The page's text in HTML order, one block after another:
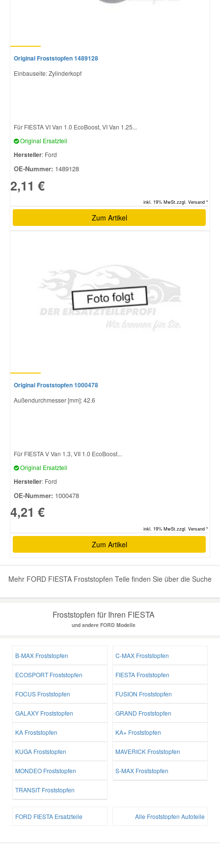
Original Froststopfen 1489128
Einbauseite: Zylinderkopf
Für FIESTA VI Van 1.0 EcoBoost, VI Van 1.25...
Original Ersatzteil
Hersteller: Ford
OE-Nummer: 1489128
2,11 €
inkl. 19% MwSt.zzgl. Versand *
Zum Artikel
Original Froststopfen 1000478
Außendurchmesser [mm]: 42.6
Für FIESTA V Van 1.3, VII 1.0 EcoBoost...
Original Ersatzteil
Hersteller: Ford
OE-Nummer: 1000478
4,21 €
inkl. 19% MwSt.zzgl. Versand *
Zum Artikel
Mehr FORD FIESTA Froststopfen Teile finden Sie über die Suche
Froststopfen für Ihren FIESTA
und andere FORD Modelle
B-MAX Froststopfen C-MAX Froststopfen
ECOSPORT Froststopfen FIESTA Froststopfen
FOCUS Froststopfen FUSION Froststopfen
GALAXY Froststopfen GRAND Froststopfen
KA Froststopfen KA+ Froststopfen
KUGA Froststopfen MAVERICK Froststopfen
MONDEO Froststopfen S-MAX Froststopfen
TRANSIT Froststopfen
FORD FIESTA Ersatzteile Alle Froststopfen Autoteile